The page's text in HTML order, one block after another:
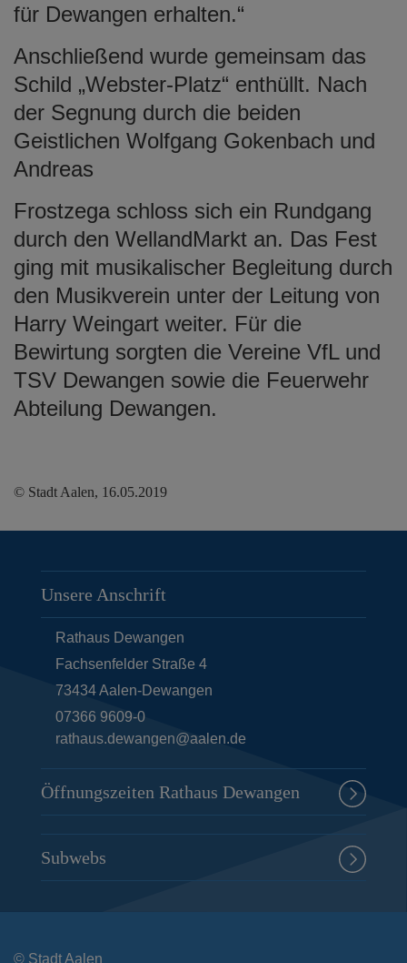
für Dewangen erhalten.“
Anschließend wurde gemeinsam das
Schild „Webster-Platz“ enthüllt. Nach
der Segnung durch die beiden
Geistlichen Wolfgang Gokenbach und
Andreas
Frostzega schloss sich ein Rundgang
durch den WellandMarkt an. Das Fest
ging mit musikalischer Begleitung durch
den Musikverein unter der Leitung von
Harry Weingart weiter. Für die
Bewirtung sorgten die Vereine VfL und
TSV Dewangen sowie die Feuerwehr
Abteilung Dewangen.
© Stadt Aalen, 16.05.2019
Unsere Anschrift
Rathaus Dewangen
Fachsenfelder Straße 4
73434Aalen-Dewangen
07366 9609-0
rathaus.dewangen@aalen.de
Öffnungszeiten Rathaus Dewangen
Subwebs
© Stadt Aalen